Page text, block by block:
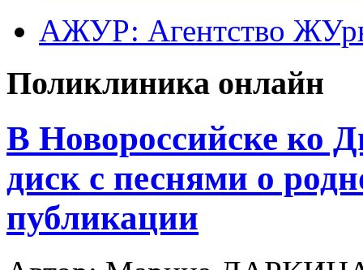
АЖУР: Агентство
Поликлиника онлайн
В Новороссийске ко
диск с песнями о
публикации